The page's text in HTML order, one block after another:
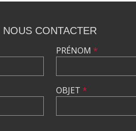
NOUS CONTACTER
PRÉNOM *
OBJET *